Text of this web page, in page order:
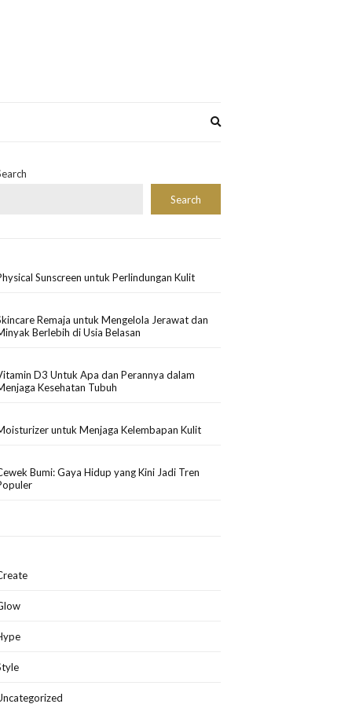
Search
Sunscreen untuk Perlindungan Kulit
Remaja untuk Mengelola Jerawat dan
Berlebih di Usia Belasan
D3 Untuk Apa dan Perannya dalam
Kesehatan Tubuh
untuk Menjaga Kelembapan Kulit
Bumi: Gaya Hidup yang Kini Jadi Tren